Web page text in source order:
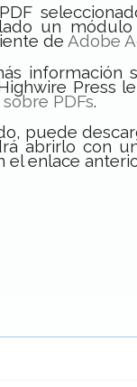
un
de Adobe
información
Press
PDFs.
puede
abrirlo con
el enlace